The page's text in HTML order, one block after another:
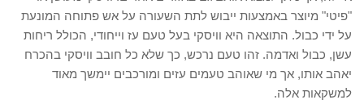
"פיטי" מיוצר באמצעות ייבוש לתת השעורה על אש פתוחה המונעת
על ידי כבול. התוצאה היא וויסקי בעל טעם עז וייחודי, הכולל ריחות
עשן, כבול ואדמה. זהו טעם נרכש, כך שלא כל חובב וויסקי בהכרח
יאהב אותו, אך מי שאוהב טעמים עזים ומורכבים יימשך מאוד
למשקאות אלה.